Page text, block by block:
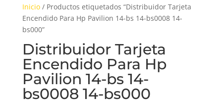
Inicio/ Productos etiquetados “Distribuidor Tarjeta
Encendido Para Hp Pavilion 14-bs 14-bs0008 14-
bs000”
Distribuidor Tarjeta
Encendido Para Hp
Pavilion 14-bs 14-
bs0008 14-bs000